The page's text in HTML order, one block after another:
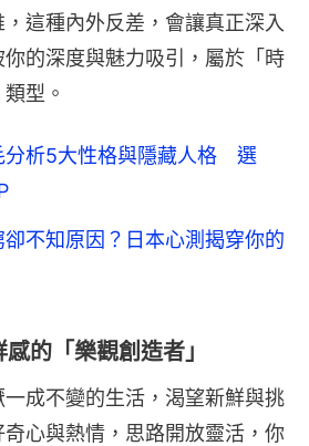
這種內外反差，會讓真正深入
的深度與魅力吸引，屬於「時
型。
分析5大性格與隱藏人格 選
不知原因？日本心測揭穿你的
的「樂觀創造者」
成不變的生活，渴望新鮮與挑
心與熱情，思路開放靈活，你